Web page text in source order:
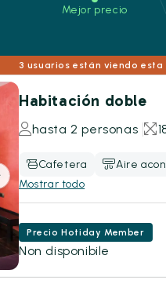
Mejor precio
3 usuarios están viendo esta
Habitación doble
hasta 2 personas
Cafetera Aire
Mostrar todo
Precio Hotiday Member
Non disponibile